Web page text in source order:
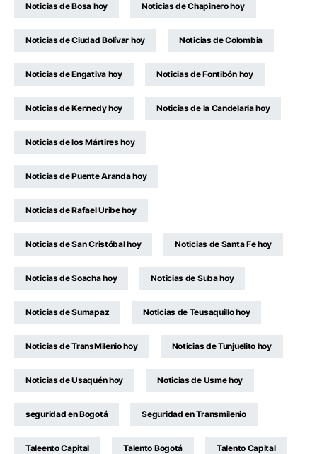
Noticias de Bosa hoy Noticias de Chapinero hoy
Noticias de Ciudad Bolívar hoy Noticias de Colombia
Noticias de Engativa hoy Noticias de Fontibón hoy
Noticias de Kennedy hoy Noticias de la Candelaria hoy
Noticias de los Mártires hoy
Noticias de Puente Aranda hoy
Noticias de Rafael Uribe hoy
Noticias de San Cristóbal hoy Noticias de Santa Fe hoy
Noticias de Soacha hoy Noticias de Suba hoy
Noticias de Sumapaz Noticias de Teusaquillo hoy
Noticias de TransMilenio hoy Noticias de Tunjuelito hoy
Noticias de Usaquén hoy Noticias de Usme hoy
seguridad en Bogotá Seguridad en Transmilenio
Taleento Capital Talento Bogotá Talento Capital